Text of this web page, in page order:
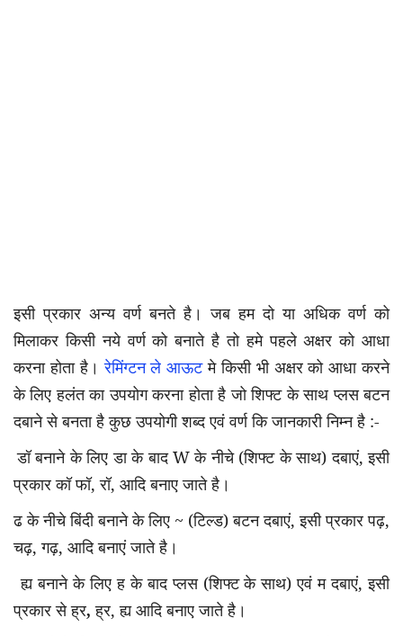
इसी प्रकार अन्य वर्ण बनते है। जब हम दो या अधिक वर्ण को
मिलाकर किसी नये वर्ण को बनाते है तो हमे पहले अक्षर को आधा
करना होता है।रेमिंग्टन ले आऊटमे किसी भी अक्षर को आधा करने
के लिए हलंत का उपयोग करना होता है जो शिफ्ट के साथ प्लस बटन
दबाने से बनता है कुछ उपयोगी शब्द एवं वर्ण कि जानकारी निम्न है :-
डॉ बनाने के लिए डा के बादWके नीचे (शिफ्ट के साथ) दबाएं, इसी
प्रकार कॉ फॉ, रॉ, आदि बनाए जाते है।
ढ के नीचे बिंदी बनाने के लिए ~ (टिल्ड) बटन दबाएं,इसी प्रकार पढ़,
चढ़, गढ़, आदि बनाएं जाते है।
ह्यबनाने के लिए ह के बाद प्लस (शिफ्ट के साथ) एवं म दबाएं, इसी
प्रकार से ह्र, ह्र,ह्यआदि बनाए जाते है।